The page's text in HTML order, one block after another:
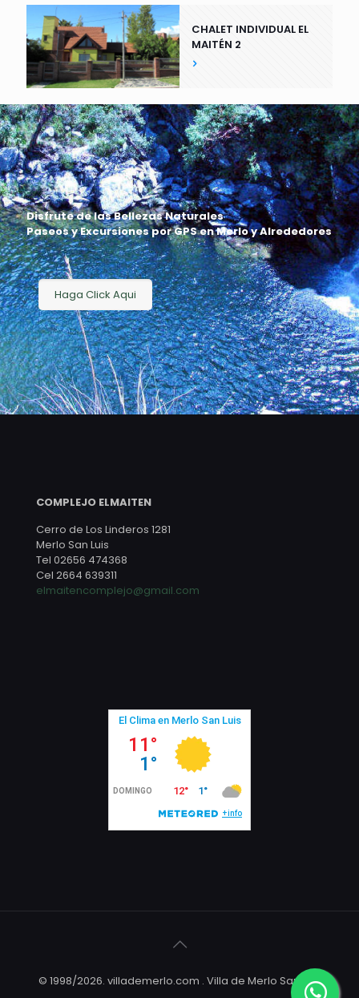
CHALET INDIVIDUAL EL
MAITÉN 2
Disfrute de las Bellezas Naturales
Paseos y Excursiones por GPS en Merlo y Alrededores
Haga Click Aqui
COMPLEJO ELMAITEN
Cerro de Los Linderos 1281
Merlo San Luis
Tel 02656 474368
Cel 2664 639311
elmaitencomplejo@gmail.com
© 1998/2026. villademerlo.com . Villa de Merlo San Luis